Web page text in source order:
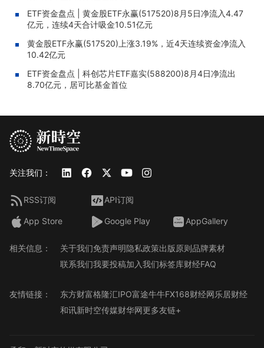
ETF资金盘点 | 黄金股ETF永赢(517520)8月5日净流入4.47
亿元，连续4天合计吸金10.51亿元
黄金股ETF永赢(517520)上涨3.19%，近4天连续资金净流入
10.42亿元
ETF资金盘点 | 科创芯片ETF嘉实(588200)8月4日净流出
8.70亿元，居可比基金首位
关注我们：
RSS订阅 API订阅
App Store Google Play AppGallery
相关信息： 关于我们免责声明隐私政策出版原则品牌素材
联系我们我要投稿加入我们标签库财经FAQ
友情链接： 东方财富格隆汇IPO富途牛牛FX168财经网乐居财经
和讯新时空传媒财华网更多友链+